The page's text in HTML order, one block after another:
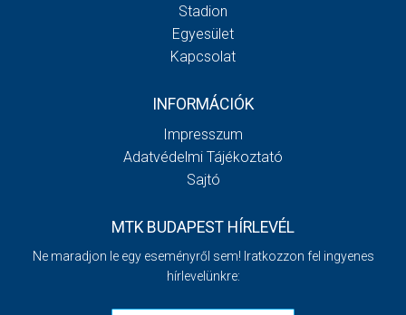
Stadion
Egyesület
Kapcsolat
INFORMÁCIÓK
Impresszum
Adatvédelmi Tájékoztató
Sajtó
MTK BUDAPEST HÍRLEVÉL
Ne maradjon le egy eseményről sem! Iratkozzon fel ingyenes
hírlevelünkre: